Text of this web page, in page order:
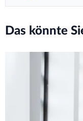
Das könnte